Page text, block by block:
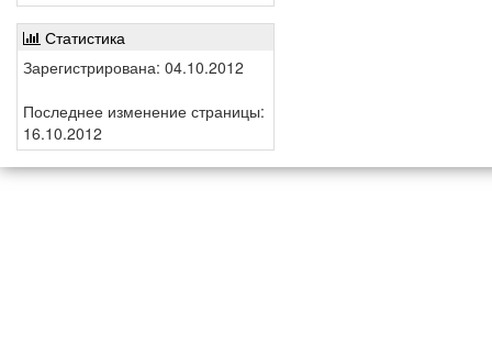
Статистика
Зарегистрирована: 04.10.2012
Последнее изменение страницы:
16.10.2012